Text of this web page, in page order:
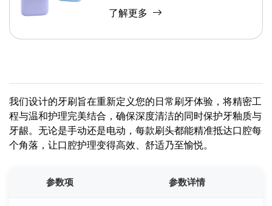
了解更多
我们设计的牙刷旨在重新定义您的日常刷牙体验，将精密工
程与温和护理完美结合，确保深度清洁的同时保护牙釉质与
牙龈。无论是手动还是电动，每款刷头都能精准抵达口腔每
个角落，让口腔护理变得高效、舒适乃至愉悦。
参数项 参数详情